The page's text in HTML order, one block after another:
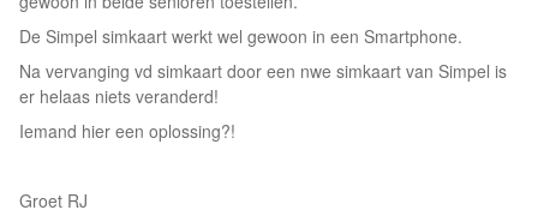
De Simpel simkaart werkt wel gewoon in een Smartphone.
Na vervanging vd simkaart door een nwe simkaart van Simpel is
er helaas niets veranderd!
Iemand hier een oplossing?!
Groet RJ